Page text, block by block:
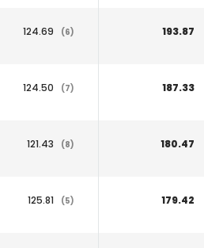
124.69 (6) 193.87
124.50 (7) 187.33
121.43 (8) 180.47
125.81 (5) 179.42